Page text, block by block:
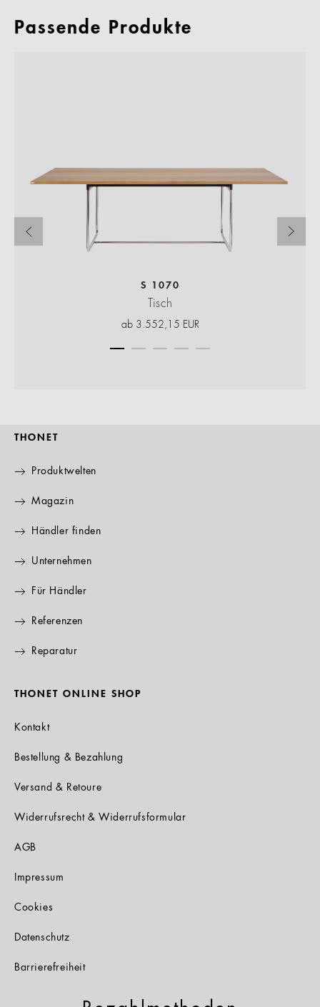
Passende Produkte
S 1070
Tisch
ab 3.552,15 EUR
THONET
Produktwelten
Magazin
Händler finden
Unternehmen
Für Händler
Referenzen
Reparatur
THONET ONLINE SHOP
Kontakt
Bestellung & Bezahlung
Versand & Retoure
Widerrufsrecht & Widerrufsformular
AGB
Impressum
Cookies
Datenschutz
Barrierefreiheit